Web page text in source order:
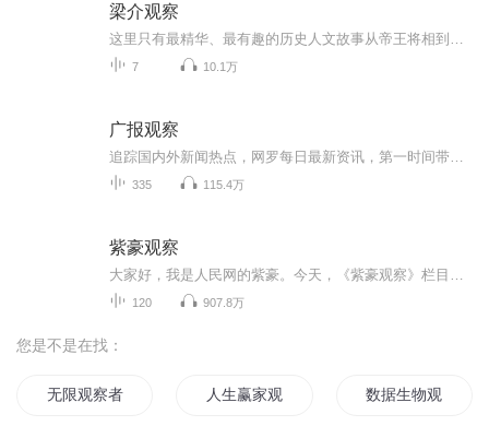
梁介观察
7 10.1万
广报观察
335 115.4万
紫豪观察
120 907.8万
您是不是在找：
无限观察者 人生赢家观察日志 数据生物观察日记